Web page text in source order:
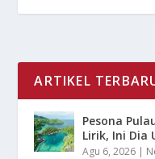
ARTIKEL
Pesona
Lirik, Ini Dia
Agu 6, 2026 |